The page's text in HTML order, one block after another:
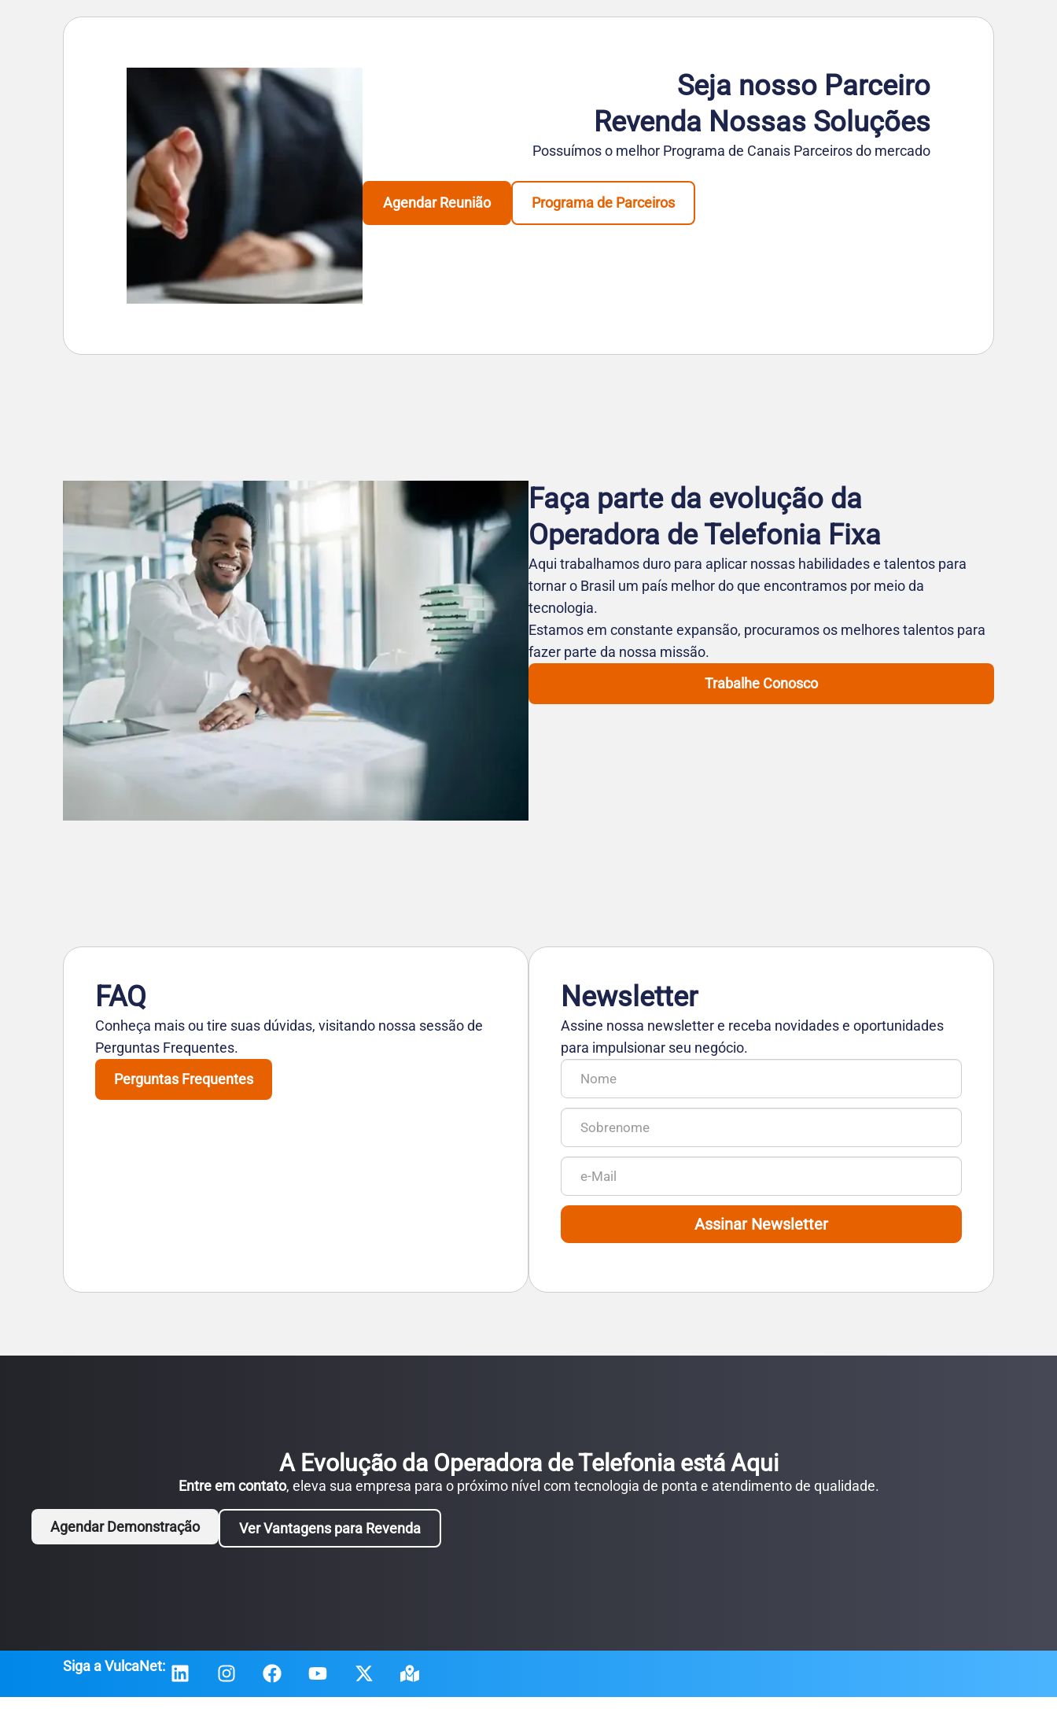
Seja nosso Parceiro
Revenda Nossas Soluções
Possuímos o melhor Programa de Canais Parceiros do mercado
Agendar Reunião Programa de Parceiros
Faça parte da evolução da
Operadora de Telefo nia Fixa
Aqui trabalhamos duro para aplicar nossas habilidades e talentos para
tornar o Brasil um país melhor do que encontramos por meio da
tecnologia.
Estamos em constante expansão, procuramos os melhores talentos para
fazer parte da nossa missão.
Trabalhe Conosco
FAQ
Conheça mais ou tire suas dúvidas, visitando nossa sessão de
Perguntas Frequentes.
Perguntas Frequentes
Newsletter
Assine nossa newsletter e receba novidades e oportunidades
para impulsionar seu negócio.
Assinar Newsletter
A Evolução da Operadora de Telefonia está Aqui
Entre em contato, eleva sua empresa para o próximo nível com tecnologia de ponta e atendimento de qualidade.
Agendar Demonstração Ver Vantagens para Revenda
Siga a VulcaNet: